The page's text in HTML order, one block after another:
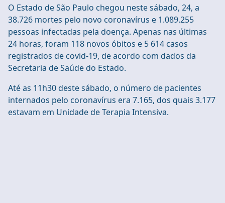
O Estado de São Paulo chegou neste sábado, 24, a
38.726 mortes pelo novo coronavírus e 1.089.255
pessoas infectadas pela doença. Apenas nas últimas
24 horas, foram 118 novos óbitos e 5 614 casos
registrados de covid-19, de acordo com dados da
Secretaria de Saúde do Estado.
Até as 11h30 deste sábado, o número de pacientes
internados pelo coronavírus era 7.165, dos quais 3.177
estavam em Unidade de Terapia Intensiva.